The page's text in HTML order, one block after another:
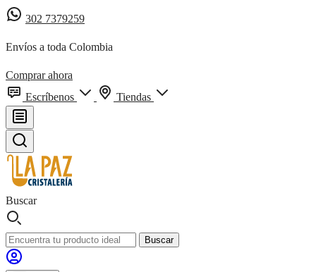
302 7379259
Envíos a toda Colombia
Comprar ahora
Escríbenos
Tiendas
Buscar
Buscar